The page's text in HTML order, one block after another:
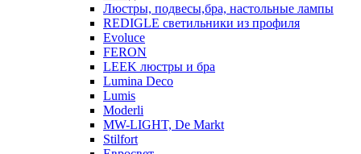
Люстры, подвесы,бра, настольные лампы
REDIGLE светильники из профиля
Evoluce
FERON
LEEK люстры и бра
Lumina Deco
Lumis
Moderli
MW-LIGHT, De Markt
Stilfort